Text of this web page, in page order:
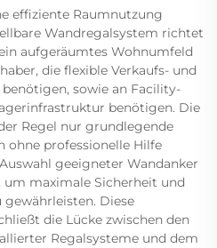
effiziente Raumnutzung
Wandregalsystem richtet
aufgeräumtes Wohnumfeld
die flexible Verkaufs- und
sowie an Facility-
benötigen. Die
Regel nur grundlegende
ohne professionelle Hilfe
geeigneter Wandanker
um maximale Sicherheit und
Diese
die Lücke zwischen den
Regalsysteme und dem